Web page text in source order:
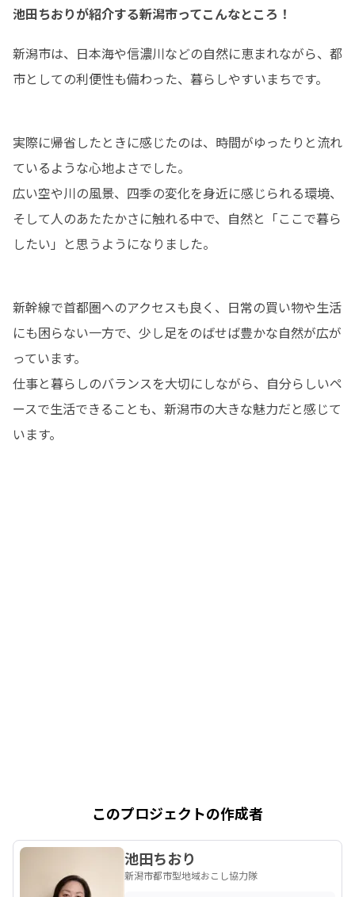
池田ちおりが紹介する新潟市ってこんなところ！
新潟市は、日本海や信濃川などの自然に恵まれながら、都
市としての利便性も備わった、暮らしやすいまちです。
実際に帰省したときに感じたのは、時間がゆったりと流れ
ているような心地よさでした。
広い空や川の風景、四季の変化を身近に感じられる環境、
そして人のあたたかさに触れる中で、自然と「ここで暮ら
したい」と思うようになりました。
新幹線で首都圏へのアクセスも良く、日常の買い物や生活
にも困らない一方で、少し足をのばせば豊かな自然が広が
っています。
仕事と暮らしのバランスを大切にしながら、自分らしいペ
ースで生活できることも、新潟市の大きな魅力だと感じて
います。
このプロジェクトの作成者
池田ちおり
新潟市都市型地域おこし協力隊